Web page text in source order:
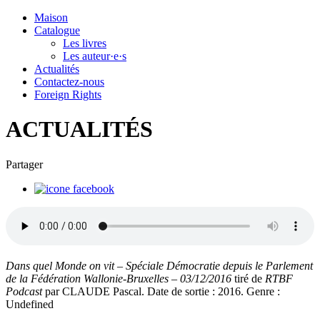
Maison
Catalogue
Les livres
Les auteur·e·s
Actualités
Contactez-nous
Foreign Rights
ACTUALITÉS
Partager
Dans quel Monde on vit – Spéciale Démocratie depuis le Parlement
de la Fédération Wallonie-Bruxelles – 03/12/2016 tiré de RTBF
Podcastpar CLAUDE Pascal. Date de sortie : 2016. Genre :
Undefined